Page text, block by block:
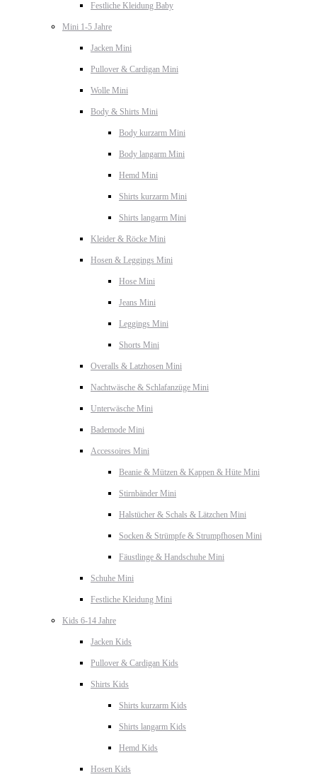
Festliche Kleidung Baby
Mini 1-5 Jahre
Jacken Mini
Pullover & Cardigan Mini
Wolle Mini
Body & Shirts Mini
Body kurzarm Mini
Body langarm Mini
Hemd Mini
Shirts kurzarm Mini
Shirts langarm Mini
Kleider & Röcke Mini
Hosen & Leggings Mini
Hose Mini
Jeans Mini
Leggings Mini
Shorts Mini
Overalls & Latzhosen Mini
Nachtwäsche & Schlafanzüge Mini
Unterwäsche Mini
Bademode Mini
Accessoires Mini
Beanie & Mützen & Kappen & Hüte Mini
Stirnbänder Mini
Halstücher & Schals & Lätzchen Mini
Socken & Strümpfe & Strumpfhosen Mini
Fäustlinge & Handschuhe Mini
Schuhe Mini
Festliche Kleidung Mini
Kids 6-14 Jahre
Jacken Kids
Pullover & Cardigan Kids
Shirts Kids
Shirts kurzarm Kids
Shirts langarm Kids
Hemd Kids
Hosen Kids